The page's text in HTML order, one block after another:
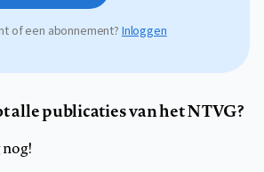
of een abonnement? Inloggen
alle publicaties van het NTVG?